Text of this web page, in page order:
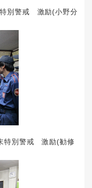
別警戒 激励(小野分
特別警戒 激励(勧修